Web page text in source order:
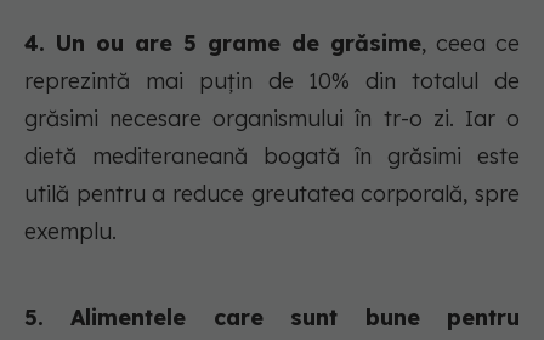
4. Un ou are 5 grame de grăsime, ceea ce
reprezintă mai puțin de 10% din totalul de
grăsimi necesare organismului în tr-o zi. Iar o
dietă mediteraneană bogată în grăsimi este
utilă pentru a reduce greutatea corporală, spre
exemplu.
5. Alimentele care sunt bune pentru